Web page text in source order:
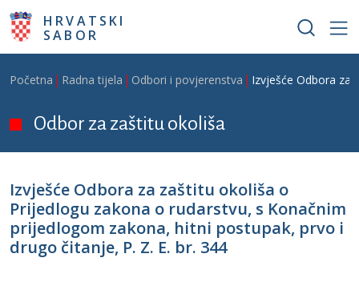
Skoči na glavni sadržaj
HRVATSKI
SABOR
Breadcrumb
Početna Radna tijela Odbori i povjerenstva Izvješće Odbora za
Odbor za zaštitu okoliša
Izvješće Odbora za zaštitu okoliša o
Prijedlogu zakona o rudarstvu, s Konačnim
prijedlogom zakona, hitni postupak, prvo i
drugo čitanje, P. Z. E. br. 344